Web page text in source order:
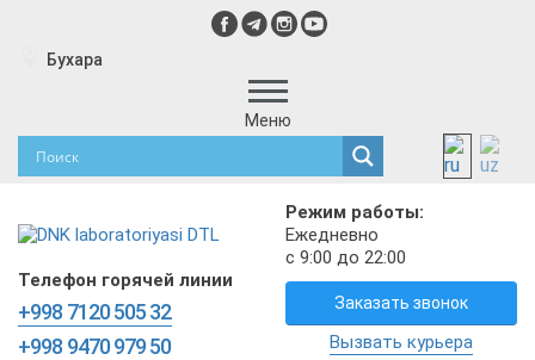
Бухара
Меню
Режим работы:
Ежедневно
с 9:00 до 22:00
Телефон горячей линии
+998 7120 505 32
+998 9470 979 50
Заказать звонок
Вызвать курьера